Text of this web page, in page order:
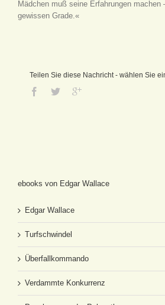
Mädchen muß seine Erfahrungen machen
gewissen Grade.«
Teilen Sie diese Nachricht - wählen Sie
ebooks von Edgar Wallace
Edgar Wallace
Turfschwindel
Überfallkommando
Verdammte Konkurrenz